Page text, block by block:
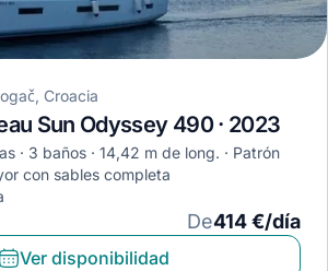
Croacia
Sun Odyssey 490 · 2023
3 baños 14,42 m de long.
Patrón
con sables completa
De414 €/día
Ver disponibilidad